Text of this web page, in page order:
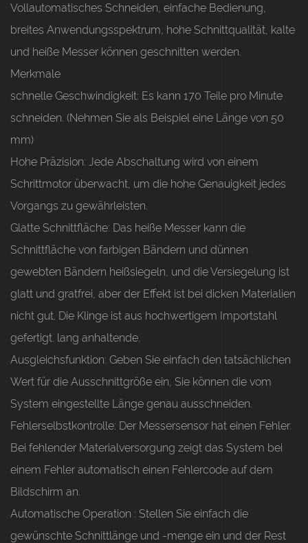
Vollautomatisches Schneiden, einfache Bedienung,
breites Anwendungsspektrum, hohe Schnittqualität, kalte
und heiße Messer können geschnitten werden.
Merkmale
schnelle Geschwindigkeit: Es kann 170 Teile pro Minute
schneiden. (Nehmen Sie als Beispiel eine Länge von 50
mm)
Hohe Präzision: Jede Abschaltung wird von einem
Schrittmotor überwacht, um die hohe Genauigkeit jedes
Vorgangs zu gewährleisten.
Glatte Schnittfläche: Das heiße Messer kann die
Schnittfläche von farbigen Bändern und dünnen
gewebten Bändern heißsiegeln, und die Versiegelung ist
glatt und gratfrei, aber der Effekt ist bei dicken Materialien
nicht gut. Die Klinge ist aus hochwertigem Importstahl
gefertigt. lang anhaltende.
Ausgleichsfunktion: Geben Sie einfach den tatsächlichen
Wert für die Ausschnittgröße ein, Sie können die vom
System eingestellte Länge genau ausschneiden.
Fehlerselbstkontrolle: Der Messersensor hat einen Fehler.
Bei fehlender Materialversorgung zeigt das System bei
einem Fehler automatisch einen Fehlercode auf dem
Bildschirm an.
Automatische Operation : Stellen Sie einfach die
gewünschte Schnittlänge und -menge ein und der Rest